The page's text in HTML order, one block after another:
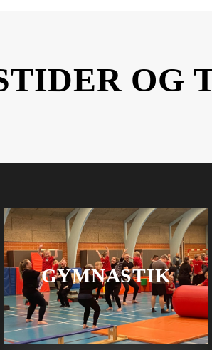
OG
GYMNASTIK